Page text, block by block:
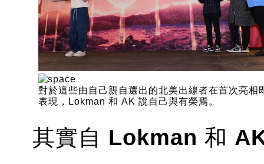
對於這些由自己親自選出的北美出線者在首次亮相
表現，Lokman 和 AK 說自己與有榮焉。
其實自 Lokman 和